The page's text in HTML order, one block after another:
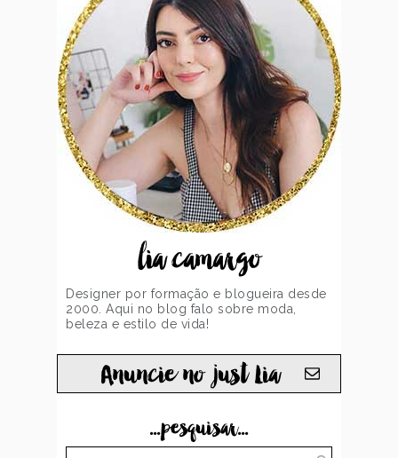
lia camargo
Designer por formação e blogueira desde
2000. Aqui no blog falo sobre moda,
beleza e estilo de vida!
Anuncie no just Lia
...pesquisar...